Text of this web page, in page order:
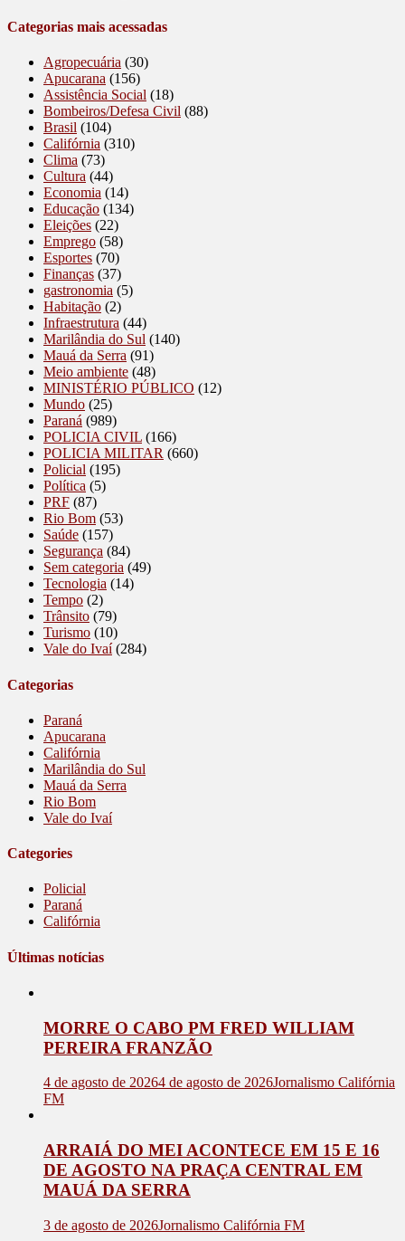
Categorias mais acessadas
Agropecuária (30)
Apucarana (156)
Assistência Social (18)
Bombeiros/Defesa Civil (88)
Brasil (104)
Califórnia (310)
Clima (73)
Cultura (44)
Economia (14)
Educação (134)
Eleições (22)
Emprego (58)
Esportes (70)
Finanças (37)
gastronomia (5)
Habitação (2)
Infraestrutura (44)
Marilândia do Sul (140)
Mauá da Serra (91)
Meio ambiente (48)
MINISTÉRIO PÚBLICO (12)
Mundo (25)
Paraná (989)
POLICIA CIVIL (166)
POLICIA MILITAR (660)
Policial (195)
Política (5)
PRF (87)
Rio Bom (53)
Saúde (157)
Segurança (84)
Sem categoria (49)
Tecnologia (14)
Tempo (2)
Trânsito (79)
Turismo (10)
Vale do Ivaí(284)
Categorias
Paraná
Apucarana
Califórnia
Marilândia do Sul
Mauá da Serra
Rio Bom
Vale do Ivaí
Categories
Policial
Paraná
Califórnia
Últimas notícias
MORRE O CABO PM FRED WILLIAM
PEREIRA FRANZÃO
4 de agosto de 20264 de agosto de 2026Jornalismo Califórnia
FM
ARRAIÁ DO MEI ACONTECE EM 15 E 16
DE AGOSTO NA PRAÇA CENTRAL EM
MAUÁ DA SERRA
3 de agosto de 2026Jornalismo Califórnia FM